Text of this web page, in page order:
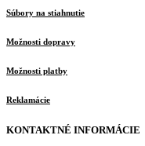
Súbory na stiahnutie
Možnosti dopravy
Možnosti platby
Reklamácie
KONTAKTNÉ INFORMÁCIE